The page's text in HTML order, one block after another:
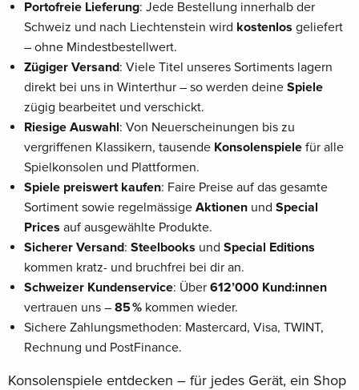
Portofreie Lieferung: Jede Bestellung innerhalb der
Schweiz und nach Liechtenstein wird kostenlos geliefert
– ohne Mindestbestellwert.
Zügiger Versand: Viele Titel unseres Sortiments lagern
direkt bei uns in Winterthur – so werden deine Spiele
zügig bearbeitet und verschickt.
Riesige Auswahl: Von Neuerscheinungen bis zu
vergriffenen Klassikern, tausende Konsolenspiele für alle
Spielkonsolen und Plattformen.
Spiele preiswert kaufen: Faire Preise auf das gesamte
Sortiment sowie regelmässige Aktionen und Special
Prices auf ausgewählte Produkte.
Sicherer Versand: Steelbooks und Special Editions
kommen kratz- und bruchfrei bei dir an.
Schweizer Kundenservice: Über 612’000 Kund:innen
vertrauen uns – 85 % kommen wieder.
Sichere Zahlungsmethoden: Mastercard, Visa, TWINT,
Rechnung und PostFinance.
Konsolenspiele entdecken – für jedes Gerät, ein Shop